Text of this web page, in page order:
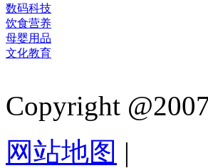
数码科技
饮食营养
母婴用品
文化教育
Copyright
网站地图 |